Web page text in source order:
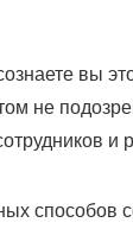
вы
не
способов